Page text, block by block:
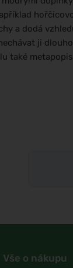
a dodá
ji
také
Vše o nákupu